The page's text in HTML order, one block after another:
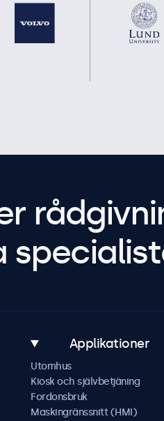
Applikationer
Utomhus
Kiosk och självbetjäning
Fordonsbruk
Maskingränssnitt (HMI)